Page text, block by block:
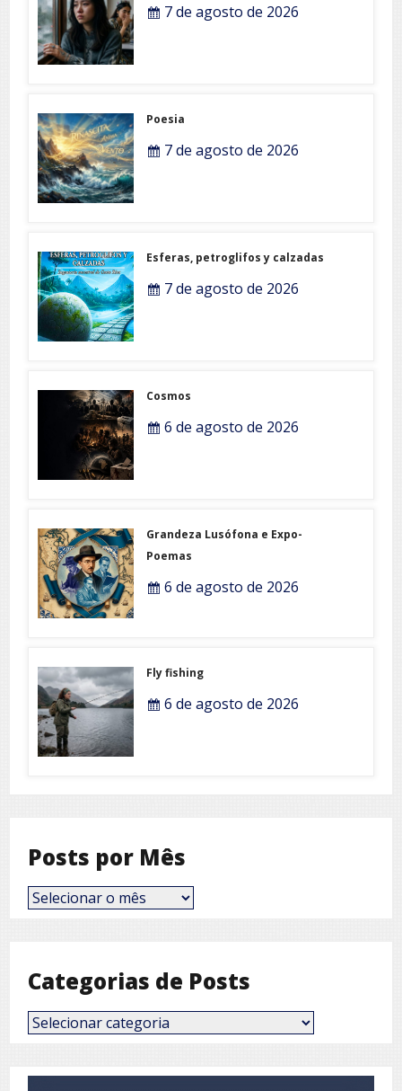
7 de agosto de 2026
Poesia
7 de agosto de 2026
Esferas, petroglifos y calzadas
7 de agosto de 2026
Cosmos
6 de agosto de 2026
Grandeza Lusófona e Expo-
Poemas
6 de agosto de 2026
Fly fishing
6 de agosto de 2026
Posts por Mês
Posts
por
Categorias de Posts
Categorias
de